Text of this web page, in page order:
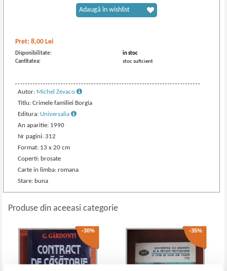
Pret:8,00 Lei
Disponibilitate:
in stoc
Cantitatea:
stoc suficient
Autor: Michel Zevaco
Titlu: Crimele familiei Borgia
Editura: Universalia
An aparitie: 1990
Nr pagini: 312
Format: 13 x 20 cm
Coperti: brosate
Carte in limba: romana
Stare: buna
Adaugă în wishlist
Produse din aceeasi categorie
-30% -35%